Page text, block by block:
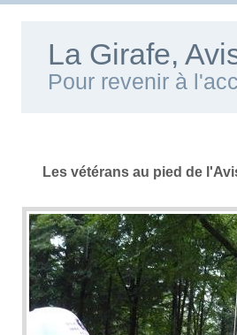
La Girafe,
Pour revenir à
Les vétérans au pied de